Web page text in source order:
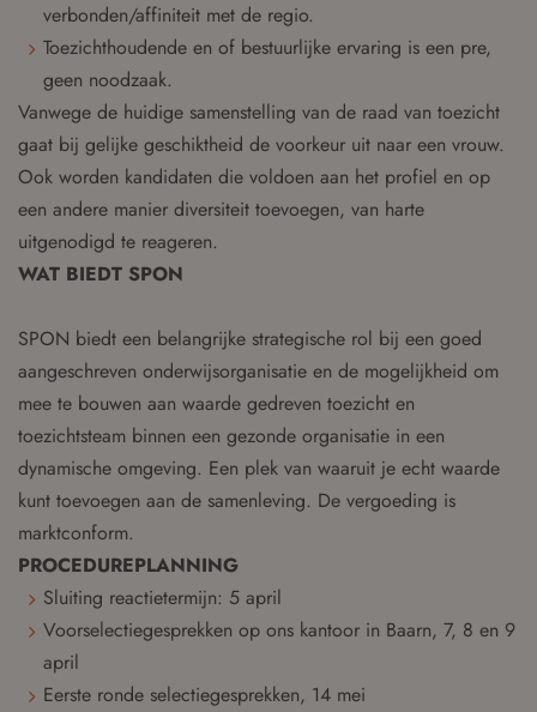
verbonden/affiniteit met de regio.
Toezichthoudende en of bestuurlijke ervaring is een pre,
geen noodzaak.
Vanwege de huidige samenstelling van de raad van toezicht
gaat bij gelijke geschiktheid de voorkeur uit naar een vrouw.
Ook worden kandidaten die voldoen aan het profiel en op
een andere manier diversiteit toevoegen, van harte
uitgenodigd te reageren.
WAT BIEDT SPON
SPON biedt een belangrijke strategische rol bij een goed
aangeschreven onderwijsorganisatie en de mogelijkheid om
mee te bouwen aan waarde gedreven toezicht en
toezichtsteam binnen een gezonde organisatie in een
dynamische omgeving. Een plek van waaruit je echt waarde
kunt toevoegen aan de samenleving. De vergoeding is
marktconform.
PROCEDUREPLANNING
Sluiting reactietermijn: 5 april
Voorselectiegesprekken op ons kantoor in Baarn, 7, 8 en 9
april
Eerste ronde selectiegesprekken, 14 mei